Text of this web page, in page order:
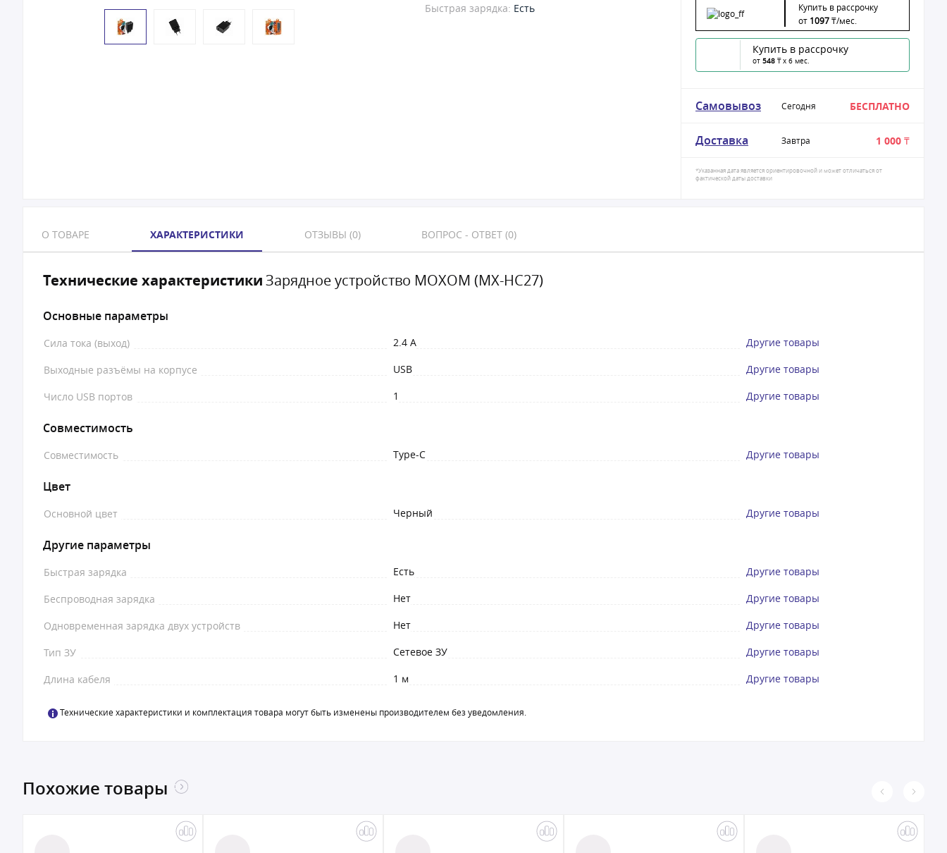
Быстрая зарядка: Есть
Купить в рассрочку
от 1097₸/мес.
Купить в рассрочку
от 548 ₸ x 6 мес.
Самовывоз Сегодня БЕСПЛАТНО
Доставка Завтра 1 000 ₸
*Указанная дата является ориентировочной и может отличаться от
фактической даты доставки
О ТОВАРЕ ХАРАКТЕРИСТИКИ ОТЗЫВЫ (0) ВОПРОС - ОТВЕТ (0)
Технические характеристикиЗарядное устройство MOXOM (MX-HC27)
Основные параметры
Сила тока (выход) 2.4 A Другие товары
Выходные разъёмы на корпусе USB Другие товары
Число USB портов 1 Другие товары
Совместимость
Совместимость Type-C Другие товары
Цвет
Основной цвет Черный Другие товары
Другие параметры
Быстрая зарядка Есть Другие товары
Беспроводная зарядка Нет Другие товары
Одновременная зарядка двух устройств Нет Другие товары
Тип ЗУ Сетевое ЗУ Другие товары
Длина кабеля 1 м Другие товары
Технические характеристики и комплектация товара могут быть изменены производителем без уведомления.
Похожие товары